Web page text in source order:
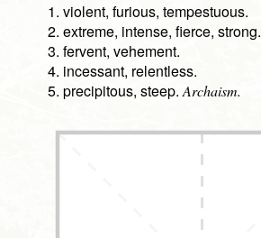
violent, furious, tempestuous.
extreme, intense, fierce, strong.
fervent, vehement.
incessant, relentless.
precipitous, steep.Archaism.